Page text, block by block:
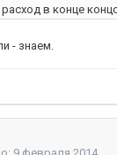
в конце
- знаем.